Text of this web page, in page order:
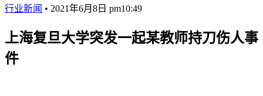
行业新闻 • 2021年6月8日 pm10:49
上海复旦大学突发一起某教师持刀伤人事
件